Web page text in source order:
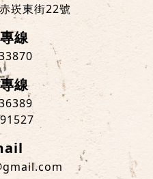
崁東街22號
線
線